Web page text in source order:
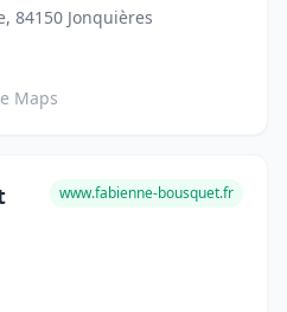
84150 Jonquières
Maps
www.fabienne-bousquet.fr